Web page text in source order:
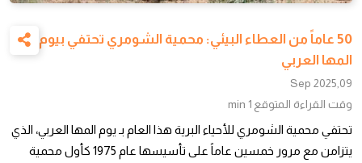
50 عاماً من العطاء البيئي: محمية الشومري تحتفي بيوم
المها العربي
09,Sep 2025
وقت القراءة المتوقع 1 min
تحتفي محمية الشومري للأحياء البرية هذا العام بـ يوم المها العربي، الذي
يتزامن مع مرور خمسين عاماً على تأسيسها عام 1975 كأول محمية